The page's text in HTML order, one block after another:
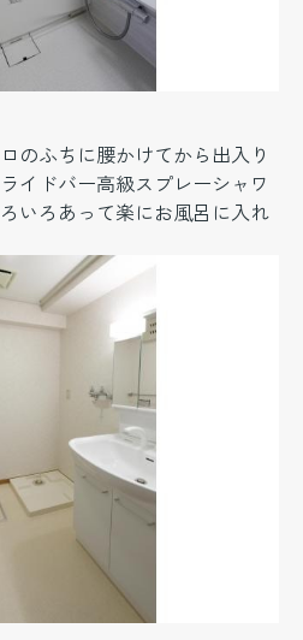
のふちに腰かけてから出入り
イドバー高級スプレーシャワ
いろあって楽にお風呂に入れ